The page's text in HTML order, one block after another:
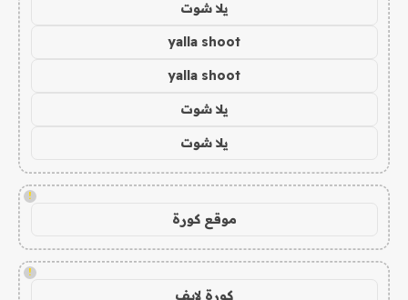
يلا شوت
yalla shoot
yalla shoot
يلا شوت
يلا شوت
!
موقع كورة
!
كورة لايف